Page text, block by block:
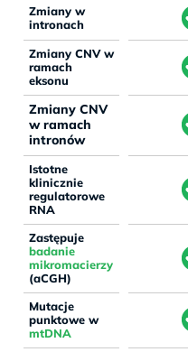
Zmiany w
intronach
Zmiany CNV w
ramach
eksonu
Zmiany CNV
w ramach
intronów
Istotne
klinicznie
regulatorowe
RNA
Zastępuje
badanie
mikromacierzy
(aCGH)
Mutacje
punktowe w
mtDNA